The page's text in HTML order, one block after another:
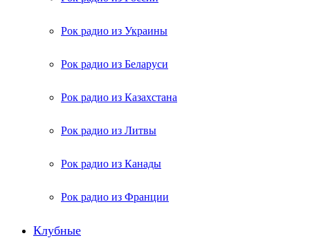
Рок радио из Украины
Рок радио из Беларуси
Рок радио из Казахстана
Рок радио из Литвы
Рок радио из Канады
Рок радио из Франции
Клубные